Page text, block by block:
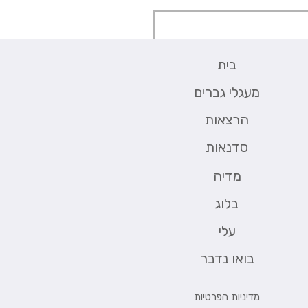
בית
מעגלי גברים
הרצאות
סדנאות
מדיה
בלוג
עלי
בואו נדבר
מדיניות הפרטיות